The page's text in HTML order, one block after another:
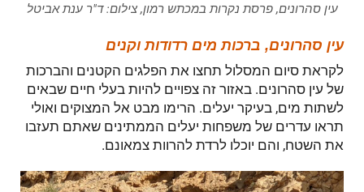
עין סהרונים, פרסת נקרות במכתש רמון, צילום: ד"ר ענת אביטל
עין סהרונים, ברכות מים רדודות וקנים
לקראת סיום המסלול תחצו את הפלגים הקטנים והברכות
של עין סהרונים. באזור זה צפויים להיות בעלי חיים שבאים
לשתות מים, בעיקר יעלים. הרימו מבט אל המצוקים ואולי
תראו עדרים של משפחות יעלים הממתינים שאתם תעזבו
את השטח, והם יוכלו לרדת להרוות צמאונם.